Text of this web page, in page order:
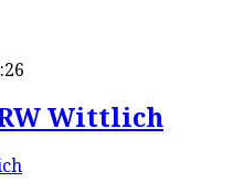
Wittlich